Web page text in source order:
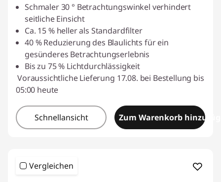
Schmaler 30 ° Betrachtungswinkel verhindert
seitliche Einsicht
Ca. 15 % heller als Standardfilter
40 % Reduzierung des Blaulichts für ein
gesünderes Betrachtungserlebnis
Bis zu 75 % Lichtdurchlässigkeit
Voraussichtliche Lieferung 17.08. bei Bestellung bis
05:00 heute
Schnellansicht Zum Warenkorb
Vergleichen